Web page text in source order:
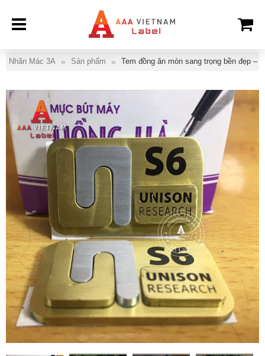
Nhãn Mác 3A Sản phẩm Tem đồng ăn mòn sang trọng bền đẹp –